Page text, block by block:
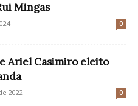
Mingas
0
Ariel Casimiro eleito
2022 0